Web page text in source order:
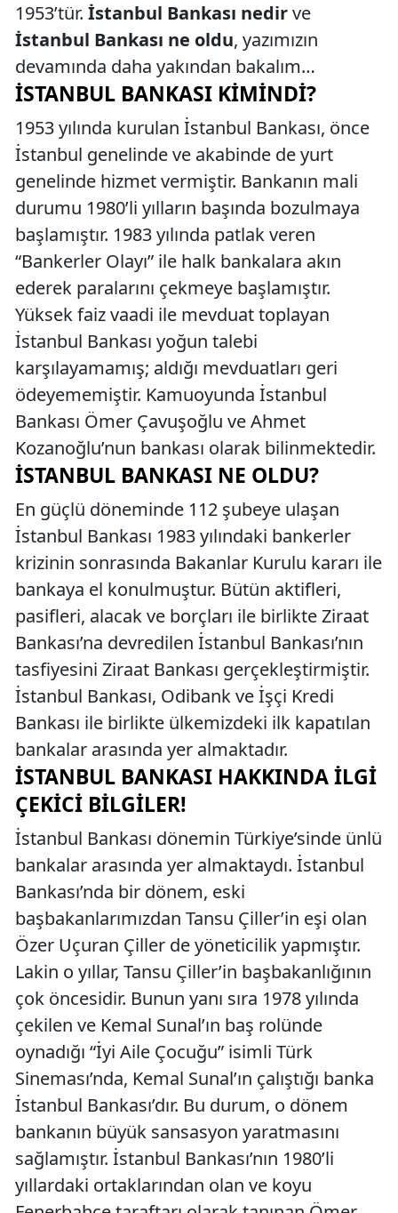
1953’tür. İstanbul Bankası nedirve
İstanbul Bankası ne oldu, yazımızın
devamında daha yakından bakalım…
İSTANBUL BANKASI KIMINDI?
1953 yılında kurulan İstanbul Bankası, önce
İstanbul genelinde ve akabinde de yurt
genelinde hizmet vermiştir. Bankanın mali
durumu 1980’li yılların başında bozulmaya
başlamıştır. 1983 yılında patlak veren
“Bankerler Olayı” ile halk bankalara akın
ederek paralarını çekmeye başlamıştır.
Yüksek faiz vaadi ile mevduat toplayan
İstanbul Bankası yoğun talebi
karşılayamamış; aldığı mevduatları geri
ödeyememiştir. Kamuoyunda İstanbul
Bankası Ömer Çavuşoğlu ve Ahmet
Kozanoğlu’nun bankası olarak bilinmektedir.
İSTANBUL BANKASI NE OLDU?
En güçlü döneminde 112 şubeye ulaşan
İstanbul Bankası 1983 yılındaki bankerler
krizinin sonrasında Bakanlar Kurulu kararı ile
bankaya el konulmuştur. Bütün aktifleri,
pasifleri, alacak ve borçları ile birlikte Ziraat
Bankası’na devredilen İstanbul Bankası’nın
tasfiyesini Ziraat Bankası gerçekleştirmiştir.
İstanbul Bankası, Odibank ve İşçi Kredi
Bankası ile birlikte ülkemizdeki ilk kapatılan
bankalar arasında yer almaktadır.
İSTANBUL BANKASI HAKKINDA İLGI
ÇEKICI BILGILER!
İstanbul Bankası dönemin Türkiye’sinde ünlü
bankalar arasında yer almaktaydı. İstanbul
Bankası’nda bir dönem, eski
başbakanlarımızdan Tansu Çiller’in eşi olan
Özer Uçuran Çiller de yöneticilik yapmıştır.
Lakin o yıllar, Tansu Çiller’in başbakanlığının
çok öncesidir. Bunun yanı sıra 1978 yılında
çekilen ve Kemal Sunal’ın baş rolünde
oynadığı “İyi Aile Çocuğu” isimli Türk
Sineması’nda, Kemal Sunal’ın çalıştığı banka
İstanbul Bankası’dır. Bu durum, o dönem
bankanın büyük sansasyon yaratmasını
sağlamıştır. İstanbul Bankası’nın 1980’li
yıllardaki ortaklarından olan ve koyu